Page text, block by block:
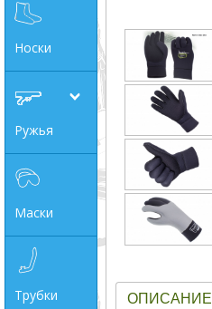
слова
Точное
Категории
Производитель
_JSHOP_SEARCH_COINS
от
Носки
Ружья
Маски
Трубки
ОПИСАНИЕ